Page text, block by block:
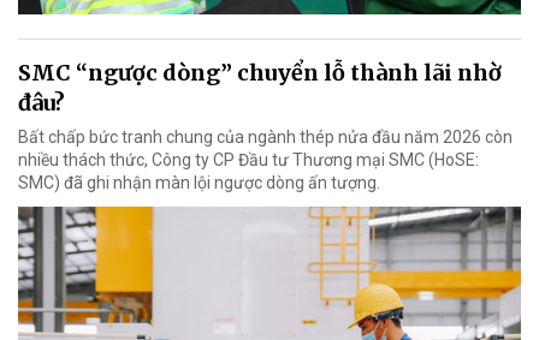
SMC “ngược dòng” chuyển lỗ thành lãi nhờ
đâu?
Bất chấp bức tranh chung của ngành thép nửa đầu năm 2026 còn
nhiều thách thức, Công ty CP Đầu tư Thương mại SMC (HoSE:
SMC) đã ghi nhận màn lội ngược dòng ấn tượng.